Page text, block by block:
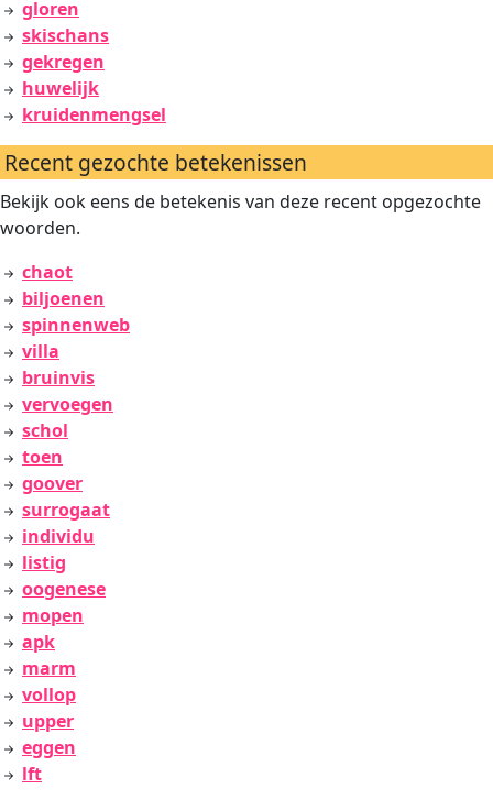
gloren
skischans
gekregen
huwelijk
kruidenmengsel
Recent gezochte betekenissen
Bekijk ook eens de betekenis van deze recent opgezochte
woorden.
chaot
biljoenen
spinnenweb
villa
bruinvis
vervoegen
schol
toen
goover
surrogaat
individu
listig
oogenese
mopen
apk
marm
vollop
upper
eggen
lft